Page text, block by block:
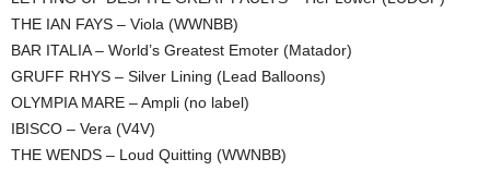
THE IAN FAYS – Viola (WWNBB)
BAR ITALIA – World’s Greatest Emoter (Matador)
GRUFF RHYS – Silver Lining (Lead Balloons)
OLYMPIA MARE – Ampli (no label)
IBISCO – Vera (V4V)
THE WENDS – Loud Quitting (WWNBB)